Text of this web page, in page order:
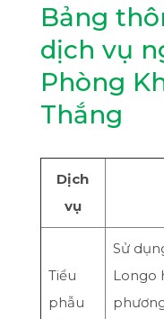
Bảng
dịch vụ
Phòng
Thắng
Dịch
vụ
Tiểu
phẫu
Sử
Longo